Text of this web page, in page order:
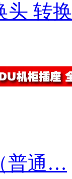
头 转
普通…